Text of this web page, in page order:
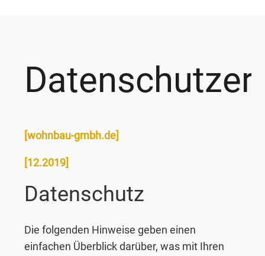
[wohnbau-gmbh.de]
[12.2019]
Datenschutz
Die folgenden Hinweise geben einen
einfachen Überblick darüber, was mit Ihren